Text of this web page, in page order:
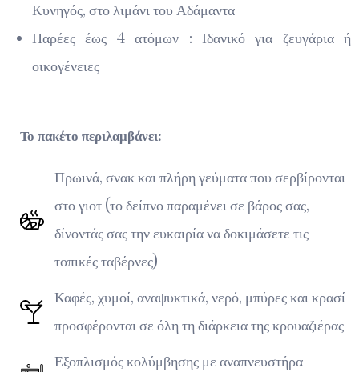
Κυνηγός, στο λιμάνι του Αδάμαντα
Παρέες έως 4 ατόμων : Ιδανικό για ζευγάρια ή
οικογένειες
Το πακέτο περιλαμβάνει:
Πρωινά, σνακ και πλήρη γεύματα που σερβίρονται
στο γιοτ (το δείπνο παραμένει σε βάρος σας,
δίνοντάς σας την ευκαιρία να δοκιμάσετε τις
τοπικές ταβέρνες)
Καφές, χυμοί, αναψυκτικά, νερό, μπύρες και κρασί
προσφέρονται σε όλη τη διάρκεια της κρουαζιέρας
Εξοπλισμός κολύμβησης με αναπνευστήρα